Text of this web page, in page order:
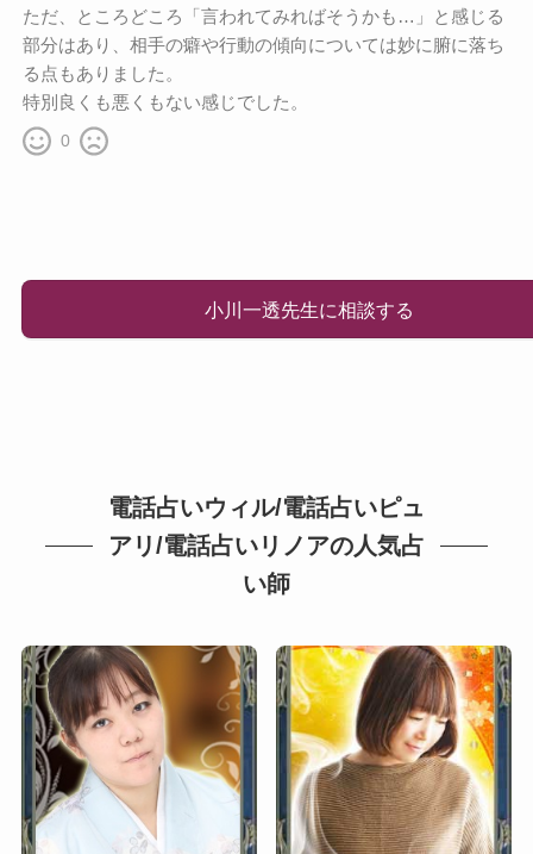
ただ、ところどころ「言われてみればそうかも…」と感じる
部分はあり、相手の癖や行動の傾向については妙に腑に落ち
る点もありました。
特別良くも悪くもない感じでした。
0
小川一透先生に相談する
電話占いウィル/電話占いピュ
アリ/電話占いリノアの人気占
い師